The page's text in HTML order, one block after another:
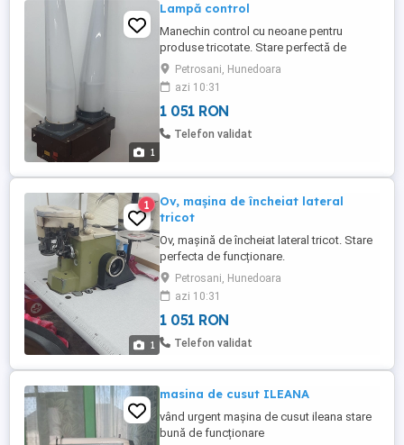
1
Lampă control
Manechin control cu neoane pentru
produse tricotate. Stare perfectă de
funcționare.
Petrosani, Hunedoara
azi 10:31
1 051 RON
Telefon validat
1
1
Ov, maşina de încheiat lateral
tricot
Ov, maşină de încheiat lateral tricot. Stare
perfecta de funcționare.
Petrosani, Hunedoara
azi 10:31
1 051 RON
Telefon validat
masina de cusut ILEANA
vând urgent mașina de cusut ileana stare
bună de funcționare